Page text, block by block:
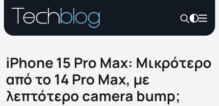
iPhone 15 Pro Max: Μικρότερο
από το 14 Pro Max, με
λεπτότερο camera bump;